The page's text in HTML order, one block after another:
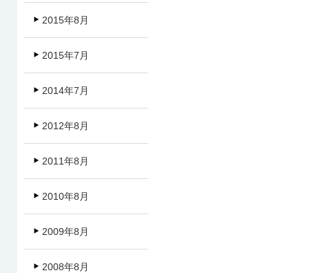
2015年8月
2015年7月
2014年7月
2012年8月
2011年8月
2010年8月
2009年8月
2008年8月